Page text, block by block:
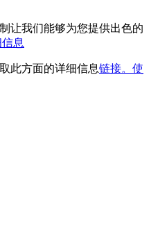
让我们能够为您提供出色的
息
此方面的详细信息链接。使